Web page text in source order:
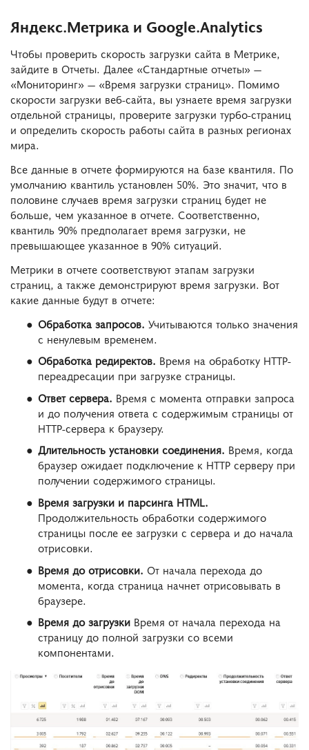
Яндекс.Метрика и Google.Analytics
Чтобы проверить скорость загрузки сайта в Метрике,
зайдите в Отчеты. Далее «Стандартные отчеты» —
«Мониторинг» — «Время загрузки страниц». Помимо
скорости загрузки веб-сайта, вы узнаете время загрузки
отдельной страницы, проверите загрузки турбо-страниц
и определить скорость работы сайта в разных регионах
мира.
Все данные в отчете формируются на базе квантиля. По
умолчанию квантиль установлен 50%. Это значит, что в
половине случаев время загрузки страниц будет не
больше, чем указанное в отчете. Соответственно,
квантиль 90% предполагает время загрузки, не
превышающее указанное в 90% ситуаций.
Метрики в отчете соответствуют этапам загрузки
страниц, а также демонстрируют время загрузки. Вот
какие данные будут в отчете:
Обработка запросов. Учитываются только значения
с ненулевым временем.
Обработка редиректов. Время на обработку HTTP-
переадресации при загрузке страницы.
Ответ сервера. Время с момента отправки запроса
и до получения ответа с содержимым страницы от
HTTP-сервера к браузеру.
Длительность установки соединения. Время, когда
браузер ожидает подключение к HTTP серверу при
получении содержимого страницы.
Время загрузки и парсинга HTML.
Продолжительность обработки содержимого
страницы после ее загрузки с сервера и до начала
отрисовки.
Время до отрисовки. От начала перехода до
момента, когда страница начнет отрисовывать в
браузере.
Время до загрузки Время от начала перехода на
страницу до полной загрузки со всеми
компонентами.